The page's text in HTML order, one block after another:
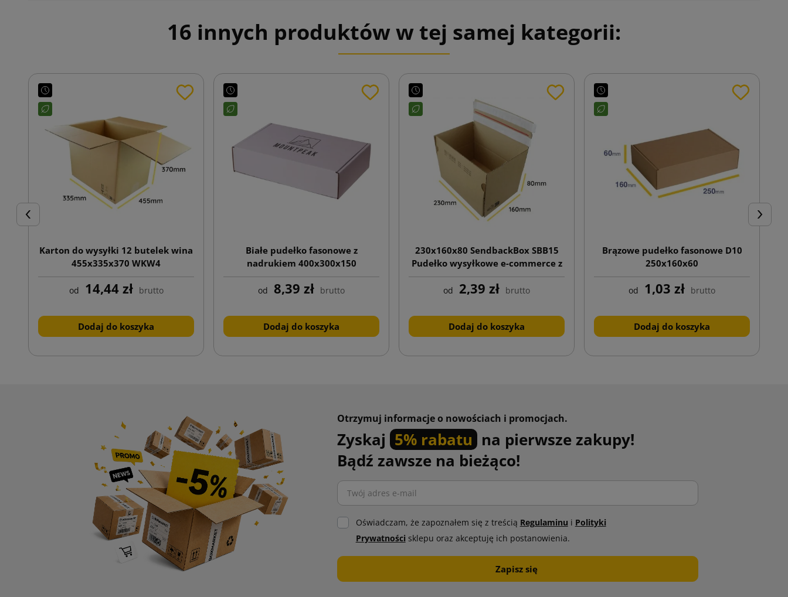
16 innych produktów w tej samej kategorii:
Poprzedni
Karton do wysyłki 12 butelek wina
455x335x370 WKW4
od 14,44 zł brutto
Dodaj do koszyka
Białe pudełko fasonowe z
nadrukiem 400x300x150
od 8,39 zł brutto
Dodaj do koszyka
230x160x80 SendbackBox SBB15
Pudełko wysyłkowe e-commerce z
dnem automatycznym i
podwójnym paskiem klejowym
od 2,39 zł brutto
Dodaj do koszyka
Brązowe pudełko fasonowe D10
250x160x60
od 1,03 zł brutto
Dodaj do koszyka
Otrzymuj informacje o nowościach i promocjach.
Zyskaj 5% rabatu na pierwsze zakupy!
Bądź zawsze na bieżąco!
Oświadczam, że zapoznałem się z treścią Regulaminu i Polityki
Prywatności sklepu oraz akceptuję ich postanowienia.